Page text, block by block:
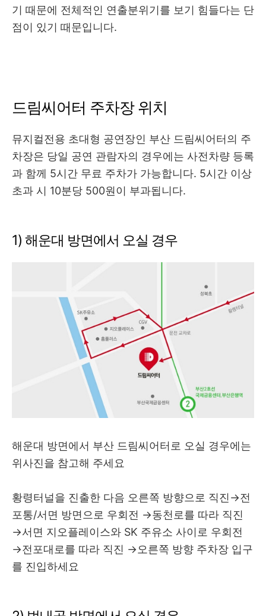
기 때문에 전체적인 연출분위기를 보기 힘들다는 단
점이 있기 때문입니다.
드림씨어터 주차장 위치
뮤지컬전용 초대형 공연장인 부산 드림씨어터의 주
차장은 당일 공연 관람자의 경우에는 사전차량 등록
과 함께 5시간 무료 주차가 가능합니다. 5시간 이상
초과 시 10분당 500원이 부과됩니다.
1) 해운대 방면에서 오실 경우
해운대 방면에서 부산 드림씨어터로 오실 경우에는
위사진을 참고해 주세요
황령터널을 진출한 다음 오른쪽 방향으로 직진→전
포통/서면 방면으로 우회전 →동천로를 따라 직진
→서면 지오플레이스와 SK 주유소 사이로 우회전
→전포대로를 따라 직진 →오른쪽 방향 주차장 입구
를 진입하세요